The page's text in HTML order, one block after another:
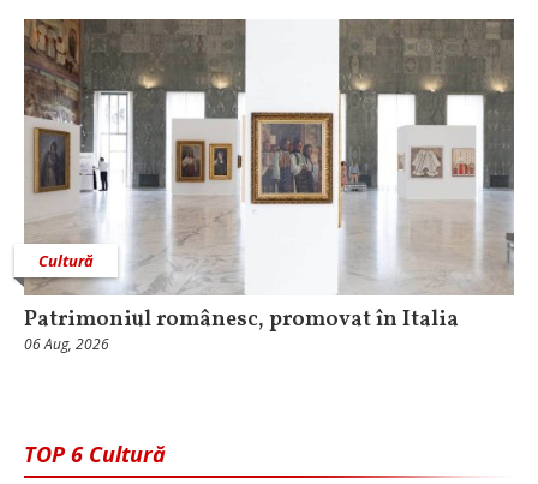
Cultură
Patrimoniul românesc, promovat în Italia
06 Aug, 2026
TOP 6 Cultură